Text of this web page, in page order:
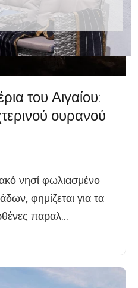
του Αιγαίου:
ουρανού
νησί φωλιασμένο
φημίζεται για τα
παραλ...